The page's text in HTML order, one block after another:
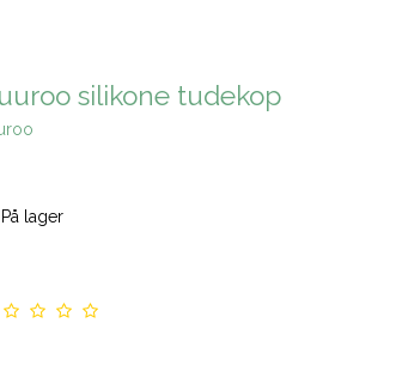
silikone tudekop
På lager